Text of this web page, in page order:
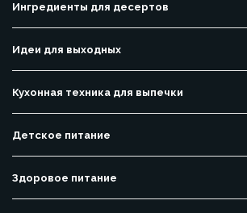
Ингредиенты для десертов
Идеи для выходных
Кухонная техника для выпечки
Детское питание
Здоровое питание